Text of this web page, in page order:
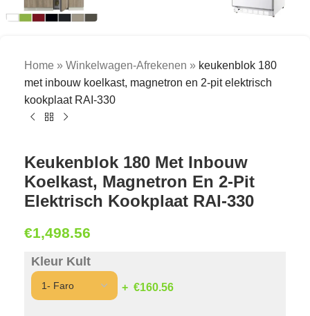
Home » Winkelwagen-Afrekenen » keukenblok 180
met inbouw koelkast, magnetron en 2-pit elektrisch
kookplaat RAI-330
Keukenblok 180 Met Inbouw
Koelkast, Magnetron En 2-Pit
Elektrisch Kookplaat RAI-330
€1,498.56
Kleur Kult
€160.56